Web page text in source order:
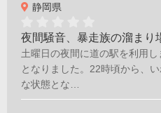
静岡県
夜間騒音、暴走族の溜まり
土曜日の夜間に道の駅を利用
となりました。22時頃から、
な状態とな…